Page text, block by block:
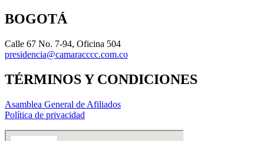
BOGOTÁ
Calle 67 No. 7-94, Oficina 504
presidencia@camaracccc.com.co
TÉRMINOS Y CONDICIONES
Asamblea General de Afiliados
Política de privacidad